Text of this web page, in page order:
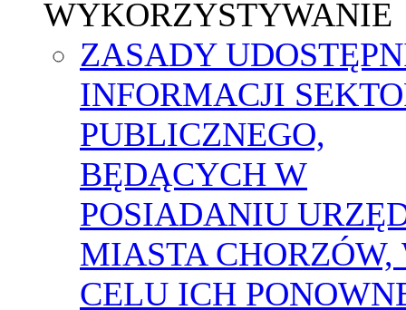
WYKORZYSTYWANIE
ZASADY
INFORMACJI
PUBLICZNEGO,
BĘDĄCYCH W
POSIADANIU
MIASTA CHORZÓW,
CELU ICH